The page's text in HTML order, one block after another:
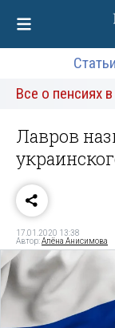
Статьи
Все о пенсиях
Лавров
17.01.2020 13:38
Автор:Алёна Анисимова